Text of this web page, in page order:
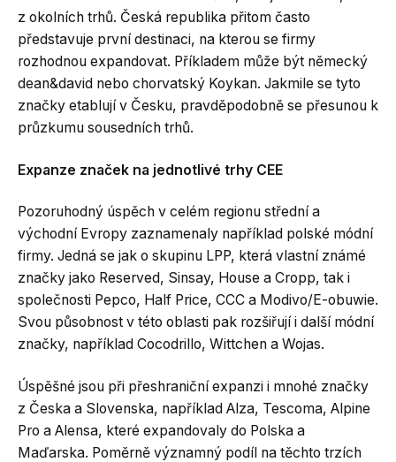
z okolních trhů. Česká republika přitom často
představuje první destinaci, na kterou se firmy
rozhodnou expandovat. Příkladem může být německý
dean&david nebo chorvatský Koykan. Jakmile se tyto
značky etablují v Česku, pravděpodobně se přesunou k
průzkumu sousedních trhů.
Expanze značek na jednotlivé trhy CEE
Pozoruhodný úspěch v celém regionu střední a
východní Evropy zaznamenaly například polské módní
firmy. Jedná se jak o skupinu LPP, která vlastní známé
značky jako Reserved, Sinsay, House a Cropp, tak i
společnosti Pepco, Half Price, CCC a Modivo/E-obuwie.
Svou působnost v této oblasti pak rozšiřují i další módní
značky, například Cocodrillo, Wittchen a Wojas.
Úspěšné jsou při přeshraniční expanzi i mnohé značky
z Česka a Slovenska, například Alza, Tescoma, Alpine
Pro a Alensa, které expandovaly do Polska a
Maďarska. Poměrně významný podíl na těchto trzích